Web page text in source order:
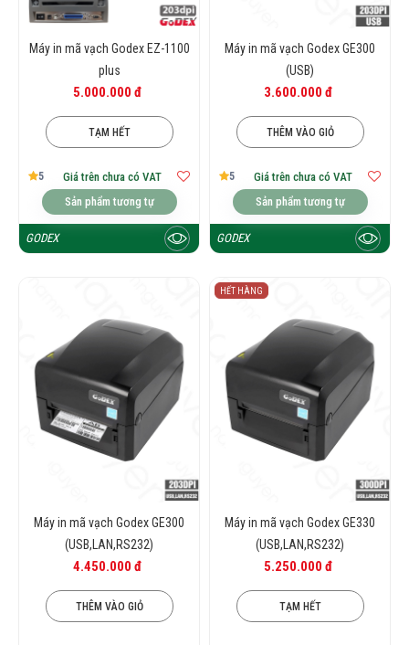
Máy in mã vạch Godex EZ-1100
plus
5.000.000 đ
TẠM HẾT
5
Giá trên chưa có VAT
Sản phẩm tương tự
GODEX
Máy in mã vạch Godex GE300
(USB)
3.600.000 đ
THÊM VÀO GIỎ
5
Giá trên chưa có VAT
Sản phẩm tương tự
GODEX
Máy in mã vạch Godex GE300
(USB,LAN,RS232)
4.450.000 đ
THÊM VÀO GIỎ
HẾT HÀNG
Máy in mã vạch Godex GE330
(USB,LAN,RS232)
5.250.000 đ
TẠM HẾT